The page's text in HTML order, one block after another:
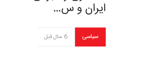
ایران و س…
سیاسی 6 سال قبل